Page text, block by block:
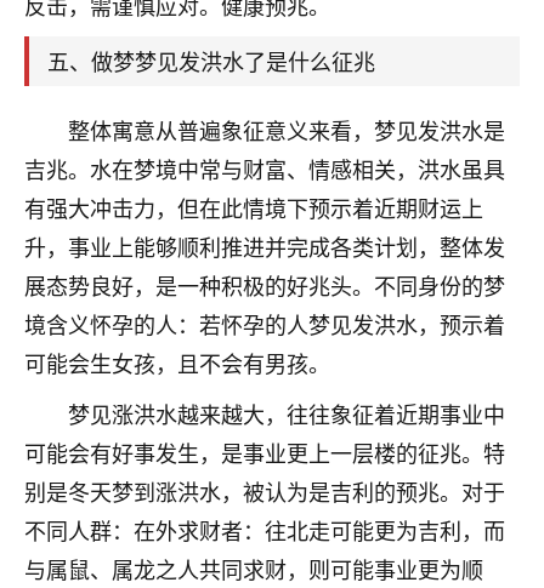
五、做梦梦见发洪水了是什么征兆
整体寓意从普遍象征意义来看，梦见发洪水是
吉兆。水在梦境中常与财富、情感相关，洪水虽具
有强大冲击力，但在此情境下预示着近期财运上
升，事业上能够顺利推进并完成各类计划，整体发
展态势良好，是一种积极的好兆头。不同身份的梦
境含义怀孕的人：若怀孕的人梦见发洪水，预示着
可能会生女孩，且不会有男孩。
梦见涨洪水越来越大，往往象征着近期事业中
可能会有好事发生，是事业更上一层楼的征兆。特
别是冬天梦到涨洪水，被认为是吉利的预兆。对于
不同人群：在外求财者：往北走可能更为吉利，而
与属鼠、属龙之人共同求财，则可能事业更为顺
后，我以为都没戏了，结果开年一上班，开会提拔升
3000，非常开心，无论如何，感恩感谢！🙏🏻
鹿森：恭喜升职加薪！！，请客吗？�
12小时前 来自北京 32
心心相印
我身体不太好，总是病病殃殃的，去检查又没什么大
问题，反正就是不舒服。中医西医看遍了，找不到问
题，后来无意中看到有人推荐慧来老师，跟老师聊过
之后，心情豁然开朗，也听老师建议，处理了一些因
果问题。今年以来，身体比以前好多，主要是心情好
了，老师说境随心转，现在深有体会了。
鹿森
：是的，其实跟老师聊过之后，最大的感
触，首先就是心态会变好，万般皆是命，半点
不由人！